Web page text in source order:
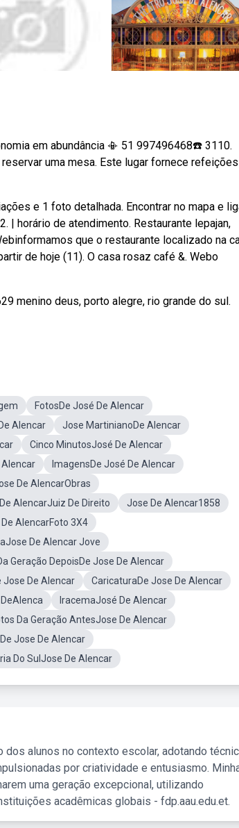
em abundância 📳 51 997496468☎️ 3110.
uma mesa. Este lugar fornece refeições
e 1 foto detalhada. Encontrar no mapa e
| horário de atendimento. Restaurante lepajan,
que o restaurante localizado na
de hoje (11). O casa rosaz café &. Webo
menino deus, porto alegre, rio grande do sul.
FotosDe José De Alencar
Alencar
Jose MartinianoDe Alencar
Cinco MinutosJosé De Alencar
Alencar
ImagensDe José De Alencar
De AlencarObras
AlencarJuiz De Direito
Jose De Alencar1858
AlencarFoto 3X4
De Alencar Jove
Geração DepoisDe Jose De Alencar
Jose De Alencar
CaricaturaDe Jose De Alencar
IracemaJosé De Alencar
Da Geração AntesJose De Alencar
Jose De Alencar
Do SulJose De Alencar
alunos no contexto escolar, adotando
por criatividade e entusiasmo.
uma geração excepcional, utilizando
acadêmicas globais - fdp.aau.edu.et.